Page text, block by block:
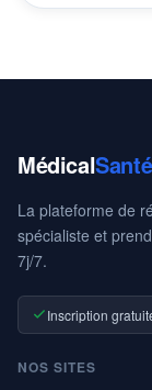
MédicalSanté
La plateforme de
spécialiste et
7j/7.
Inscription
NOS SITES